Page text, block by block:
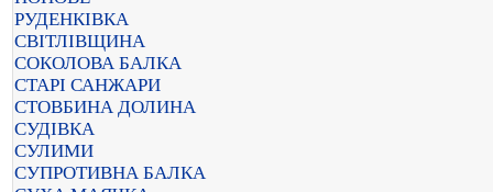
РУДЕНКІВКА
СВІТЛІВЩИНА
СОКОЛОВА БАЛКА
СТАРІ САНЖАРИ
СТОВБИНА ДОЛИНА
СУДІВКА
СУЛИМИ
СУПРОТИВНА БАЛКА